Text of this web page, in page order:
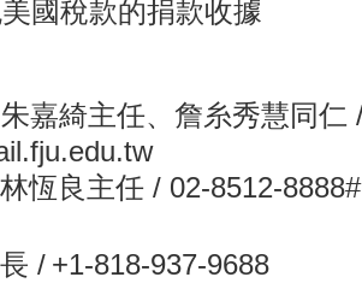
國稅款的捐款收據
朱嘉綺主任、詹糸秀慧同仁
恆良主任 / 02-8512-
/ +1-818-937-9688